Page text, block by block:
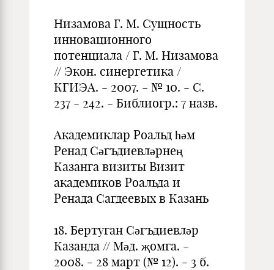
Низамова Г. М. Сущность
инновационного
потенциала / Г. М. Низамова
// Экон. синергетика /
КГИЭА. - 2007. - № 10. - С.
237 - 242. - Библиогр.: 7 назв.
Академиклар Роальд һәм
Ренад Сәгъдиевләрнең
Казанга визиты Визит
академиков Роальда и
Ренада Сагдеевых в Казань
18. Бертуган Сәгъдиевләр
Казанда // Мәд. җомга. -
2008. - 28 март (№ 12). - 3 б.